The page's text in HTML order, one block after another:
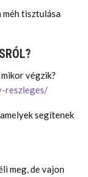
méh tisztulása
végzik?
reszleges/
segítenek
meg, de vajon